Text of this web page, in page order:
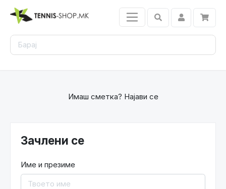
Имаш сметка? Најави се
Зачлени се
Име и презиме